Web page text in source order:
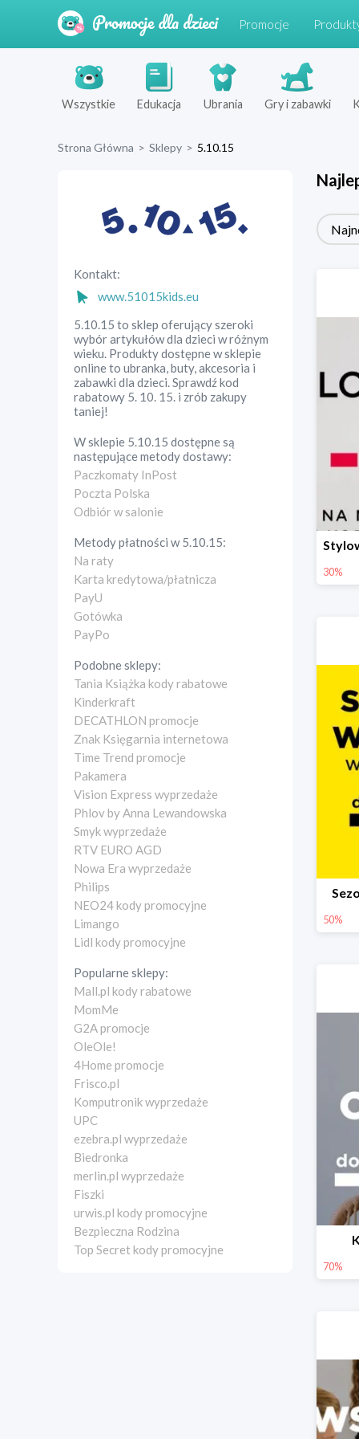
Promocje
Wszystkie Edukacja Ubrania Gry i zabawki
Strona Główna > Sklepy > 5.10.15
Kontakt:
www.51015kids.eu
5.10.15 to sklep oferujący szeroki
wybór artykułów dla dzieci w różnym
wieku. Produkty dostępne w sklepie
online to ubranka, buty, akcesoria i
zabawki dla dzieci. Sprawdź kod
rabatowy 5. 10. 15. i zrób zakupy
taniej!
W sklepie 5.10.15 dostępne są
następujące metody dostawy:
Paczkomaty InPost
Poczta Polska
Odbiór w salonie
Metody płatności w5.10.15:
Na raty
Karta kredytowa/płatnicza
PayU
Gotówka
PayPo
Podobne sklepy:
Tania Książka kody rabatowe
Kinderkraft
DECATHLON promocje
Znak Księgarnia internetowa
Time Trend promocje
Pakamera
Vision Express wyprzedaże
Phlov by Anna Lewandowska
Smyk wyprzedaże
RTV EURO AGD
Nowa Era wyprzedaże
Philips
NEO24 kody promocyjne
Limango
Lidl kody promocyjne
Popularne sklepy:
Mall.pl kody rabatowe
MomMe
G2A promocje
OleOle!
4Home promocje
Frisco.pl
Komputronik wyprzedaże
UPC
ezebra.pl wyprzedaże
Biedronka
merlin.pl wyprzedaże
Fiszki
urwis.pl kody promocyjne
Bezpieczna Rodzina
Top Secret kody promocyjne
30%
50%
70%